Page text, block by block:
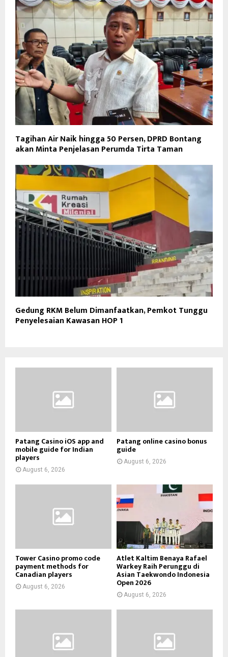
Tagihan Air Naik hingga 50 Persen, DPRD Bontang
akan Minta Penjelasan Perumda Tirta Taman
Gedung RKM Belum Dimanfaatkan, Pemkot Tunggu
Penyelesaian Kawasan HOP 1
Patang Casino iOS app and
mobile guide for Indian
players
August 6, 2026
Patang online casino bonus
guide
August 6, 2026
Tower Casino promo code
payment methods for
Canadian players
August 6, 2026
Atlet Kaltim Benaya Rafael
Warkey Raih Perunggu di
Asian Taekwondo Indonesia
Open 2026
August 6, 2026